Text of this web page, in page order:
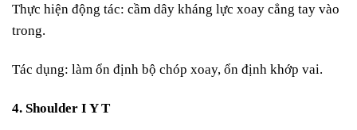
Thực hiện động tác: cầm dây kháng lực xoay cẳng tay vào
trong.
Tác dụng: làm ổn định bộ chóp xoay, ổn định khớp vai.
4. Shoulder I Y T